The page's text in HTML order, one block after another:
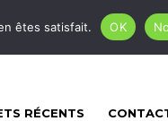
RÉCENTS
êtes satisfait. OK